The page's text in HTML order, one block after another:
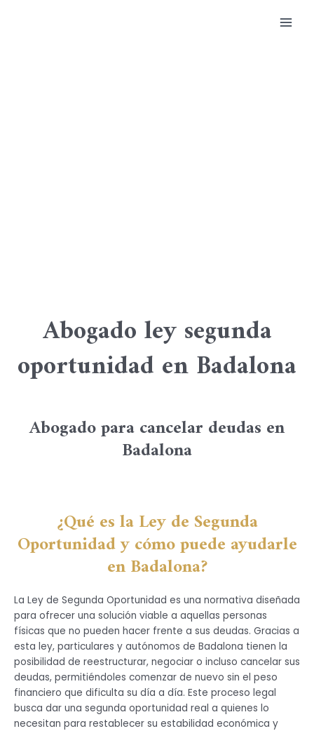
Abogado ley segunda
oportunidad en Badalona
Abogado para cancelar deudas en
Badalona
¿Qué es la Ley de Segunda
Oportunidad y cómo puede ayudarle
en Badalona?
La Ley de Segunda Oportunidad es una normativa diseñada
para ofrecer una solución viable a aquellas personas
físicas que no pueden hacer frente a sus deudas. Gracias a
esta ley, particulares y autónomos de Badalona tienen la
posibilidad de reestructurar, negociar o incluso cancelar sus
deudas, permitiéndoles comenzar de nuevo sin el peso
financiero que dificulta su día a día. Este proceso legal
busca dar una segunda oportunidad real a quienes lo
necesitan para restablecer su estabilidad económica y